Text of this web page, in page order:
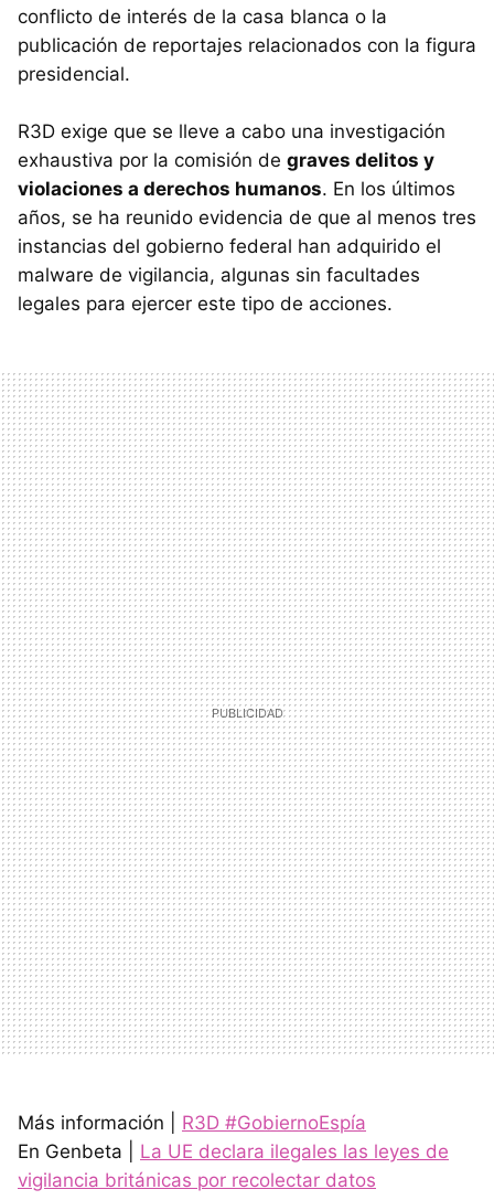
conflicto de interés de la casa blanca o la
publicación de reportajes relacionados con la figura
presidencial.
R3D exige que se lleve a cabo una investigación
exhaustiva por la comisión de graves delitos y
violaciones a derechos humanos. En los últimos
años, se ha reunido evidencia de que al menos tres
instancias del gobierno federal han adquirido el
malware de vigilancia, algunas sin facultades
legales para ejercer este tipo de acciones.
Más información | R3D #GobiernoEspía
En Genbeta | La UE declara ilegales las leyes de
vigilancia británicas por recolectar datos